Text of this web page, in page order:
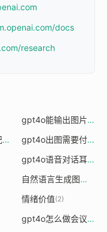
docs
research
gpt4o能输出图片吗
gpt4o实时会议记录 gpt4o出图需要付费吗
gpt4o语音对话耳机没有了
自然语言生成图像
情绪价值(2)
gpt4o怎么做会议记录